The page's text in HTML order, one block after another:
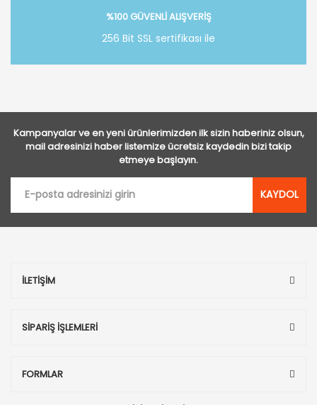
%100 GÜVENLİ ALIŞVERİŞ
256 Bit SSL sertifikası ile
Kampanyalar ve en yeni ürünlerimizden ilk sizin haberiniz olsun,
mail adresinizi haber listemize ücretsiz kaydedin bizi takip
etmeye başlayın.
KAYDOL
İLETİŞİM
SİPARİŞ İŞLEMLERİ
FORMLAR